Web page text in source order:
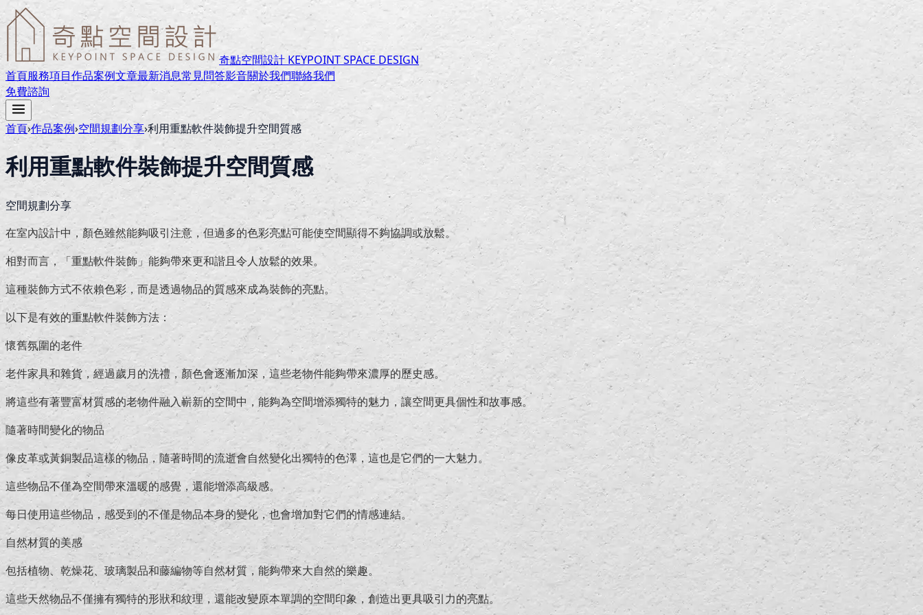
奇點空間設計 KEYPOINT SPACE DESIGN
首頁服務項目作品案例文章最新消息常見問答影音關於我們聯絡我們
免費諮詢
首頁›作品案例›空間規劃分享›利用重點軟件裝飾提升空間質感
利用重點軟件裝飾提升空間質感
空間規劃分享
在室內設計中，顏色雖然能夠吸引注意，但過多的色彩亮點可能使空間顯得不夠協調或放鬆。
相對而言，「重點軟件裝飾」能夠帶來更和諧且令人放鬆的效果。
這種裝飾方式不依賴色彩，而是透過物品的質感來成為裝飾的亮點。
以下是有效的重點軟件裝飾方法：
懷舊氛圍的老件
老件家具和雜貨，經過歲月的洗禮，顏色會逐漸加深，這些老物件能夠帶來濃厚的歷史感。
將這些有著豐富材質感的老物件融入嶄新的空間中，能夠為空間增添獨特的魅力，讓空間更具個性和故事感。
隨著時間變化的物品
像皮革或黃銅製品這樣的物品，隨著時間的流逝會自然變化出獨特的色澤，這也是它們的一大魅力。
這些物品不僅為空間帶來溫暖的感覺，還能增添高級感。
每日使用這些物品，感受到的不僅是物品本身的變化，也會增加對它們的情感連結。
自然材質的美感
包括植物、乾燥花、玻璃製品和藤編物等自然材質，能夠帶來大自然的樂趣。
這些天然物品不僅擁有獨特的形狀和紋理，還能改變原本單調的空間印象，創造出更具吸引力的亮點。